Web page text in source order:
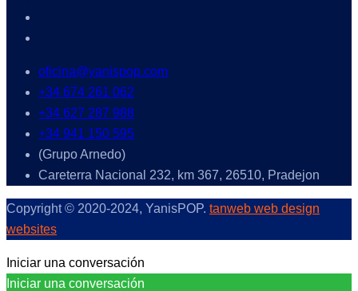
oficina@yanispop.com
+34 674 261 062
+34 627 287 988
+34 941 150 595
(Grupo Arnedo)
Careterra Nacional 232, km 367, 26510, Pradejon
Copyright © 2020-2024, YanisPOP. tanweb web design
websites
Iniciar una conversación
Iniciar una conversación